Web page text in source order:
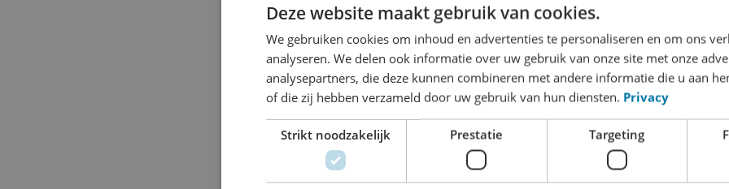
We staan in de hoogste versnelling
We delen graag onze kennis en ervaring met u. Of het nu gaat om het
documentatiestromen binnen uw organisatie, communicatie naar uw klanten
werkplaatshandboeken voor uw monteurs, we denken met u mee en komen
oplossingen.
Deze website maakt gebruik van cookies.
We gebruiken cookies om inhoud en advertenties te personaliseren en om ons
analyseren. We delen ook informatie over uw gebruik van onze site met onze
analysepartners, die deze kunnen combineren met andere informatie die u aan
of die zij hebben verzameld door uw gebruik van hun diensten. Privacy
Strikt noodzakelijk Prestatie Targeting